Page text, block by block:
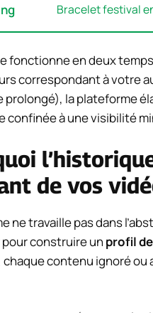
Bracelet festival
fonctionne en deux
correspondant à votre
prolongé), la plateforme
confinée à une visibilité
de vos
ne travaille pas dans
construire un profil
contenu ignoré ou